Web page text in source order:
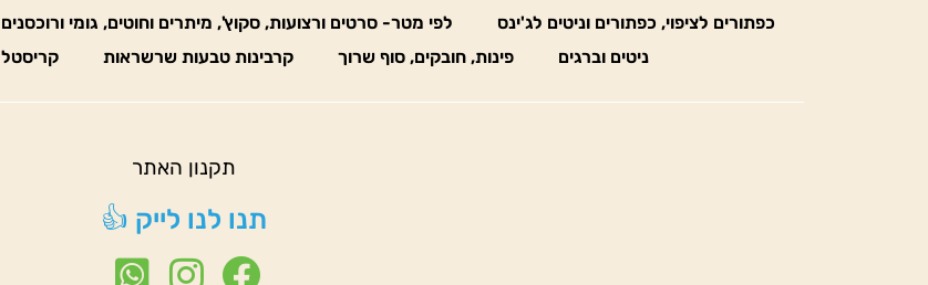
כפתורים לציפוי, כפתורים וניטים לג'ינס
לפי מטר- סרטים ורצועות, סקוץ', מיתרים וחוטים, גומי ורוכסנים
ניטים וברגים
פינות, חובקים, סוף שרוך קרבינות טבעות שרשראות קריסטל
תקנון האתר
תנו לנו לייק 👍